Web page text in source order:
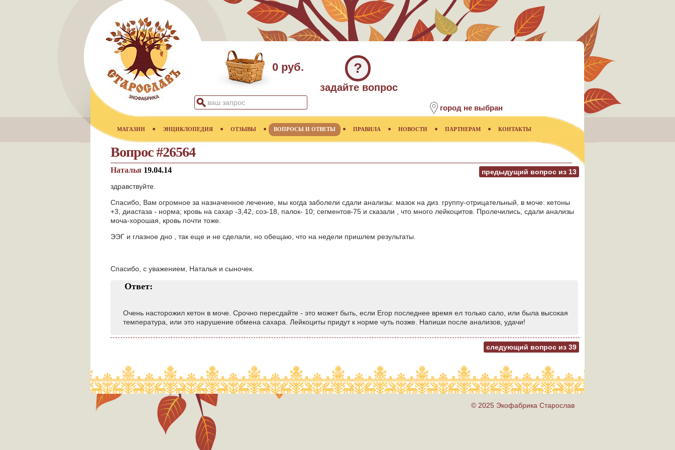
0 руб. ?
задайте вопрос
город не выбран
МАГАЗИН ЭНЦИКЛОПЕДИЯ ОТЗЫВЫ ВОПРОСЫ И ОТВЕТЫ ПРАВИЛА НОВОСТИ ПАРТНЕРАМ КОНТАКТЫ
Вопрос #26564
предыдущий вопрос из 13
Наталья 19.04.14
здравствуйте.
Спасибо, Вам огромное за назначенное лечение, мы когда заболели сдали анализы: мазок на диз. группу-отрицательный, в моче: кетоны
+3, диастаза - норма; кровь на сахар -3,42, соэ-18, палок- 10; сегментов-75 и сказали , что много лейкоцитов. Пролечились, сдали анализы
моча-хорошая, кровь почти тоже.
ЭЭГ и глазное дно , так еще и не сделали, но обещаю, что на недели пришлем результаты.
Спасибо, с уважением, Наталья и сыночек.
Ответ:
Очень насторожил кетон в моче. Срочно пересдайте - это может быть, если Егор последнее время ел только сало, или была высокая
температура, или это нарушение обмена сахара. Лейкоциты придут к норме чуть позже. Напиши после анализов, удачи!
следующий вопрос из 39
© 2025 Экофабрика Старослав